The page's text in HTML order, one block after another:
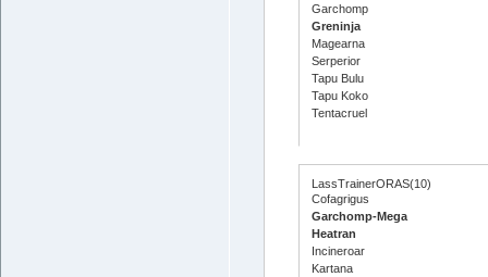
Garchomp
Greninja
Magearna
Serperior
Tapu Bulu
Tapu Koko
Tentacruel
LassTrainerORAS(10)
Cofagrigus
Garchomp-Mega
Heatran
Incineroar
Kartana